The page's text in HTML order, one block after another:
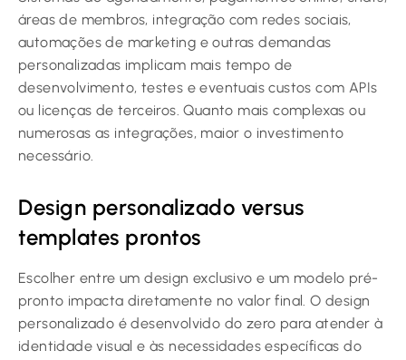
áreas de membros, integração com redes sociais,
automações de marketing e outras demandas
personalizadas implicam mais tempo de
desenvolvimento, testes e eventuais custos com APIs
ou licenças de terceiros. Quanto mais complexas ou
numerosas as integrações, maior o investimento
necessário.
Design personalizado versus
templates prontos
Escolher entre um design exclusivo e um modelo pré-
pronto impacta diretamente no valor final. O design
personalizado é desenvolvido do zero para atender à
identidade visual e às necessidades específicas do